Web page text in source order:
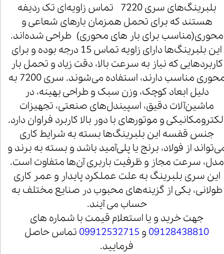
بلبرینگ‌های سری 7220 تماس زاویه‌ای تک ردیفه
هستند که برای تحمل همزمان بارهای شعاعی و
محوری(مناسب برای بار های محوری) طراحی شده‌اند.
این بلبرینگ‌ها دارای زاویه تماس 15 درجه بوده و برای
کاربردهایی که نیاز به سرعت بالا، دقت زیاد و تحمل بار
محوری مناسب دارند، استفاده می‌شوند. سری 7200 به
دلیل ابعاد کوچک، وزن سبک و طراحی بهینه، در
ماشین‌آلات دقیق، اسپیندل‌های صنعتی، تجهیزات
و موتورهای با دور بالا کاربرد فراوان دارد.
جنس قفسه این بلبرینگ‌ها بسته به شرایط کاری
از فولاد، برنج یا پلی‌آمید باشد و بسته به برند و
مدل، سرعت مجاز و ظرفیت باربری آن‌ها متفاوت است.
این سری بلبرینگ به علت عملکرد پایدار و عمر کاری
طولانی، یکی از گزینه‌های محبوب در صنایع مختلف به
حساب می آیند.
جهت خرید و یا استعلام قیمت با شماره های
09128438810 و 09912532715 تماس حاصل
فرمایید.